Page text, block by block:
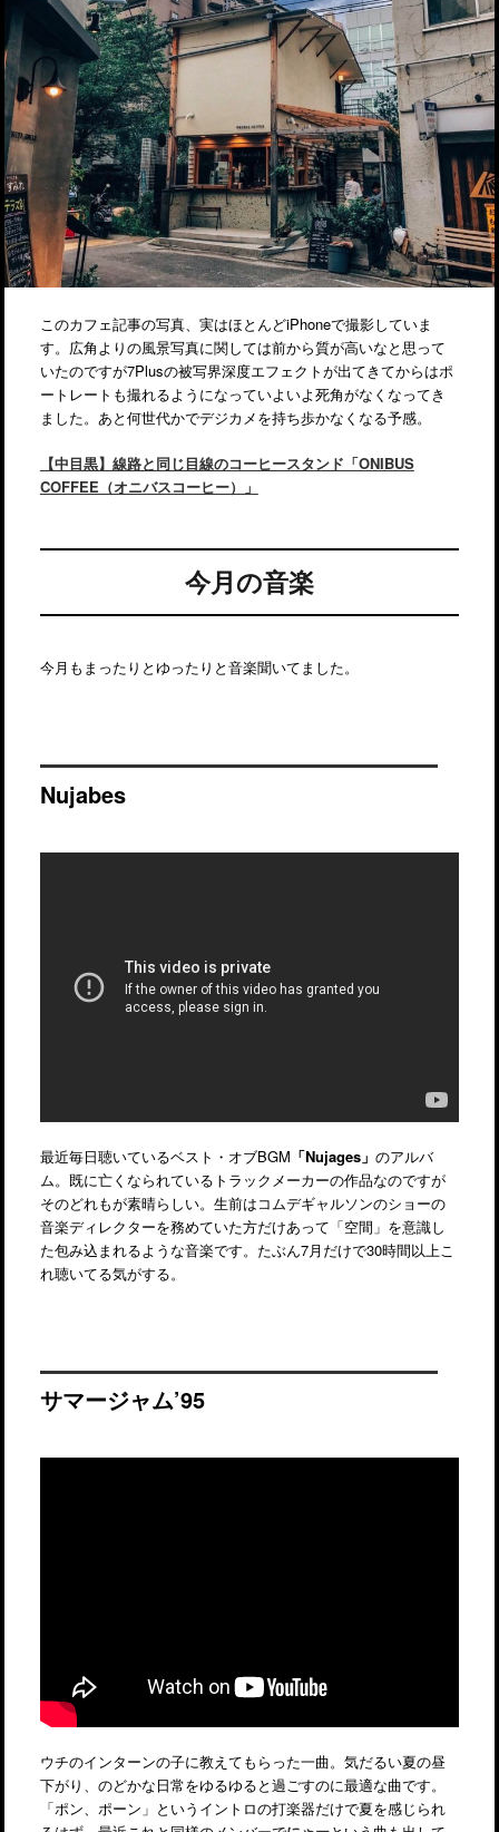
このカフェ記事の写真、実はほとんどiPhoneで撮影していま
す。広角よりの風景写真に関しては前から質が高いなと思って
いたのですが7Plusの被写界深度エフェクトが出てきてからはポ
ートレートも撮れるようになっていよいよ死角がなくなってき
ました。あと何世代かでデジカメを持ち歩かなくなる予感。
【中目黒】線路と同じ目線のコーヒースタンド「ONIBUS
COFFEE（オニバスコーヒー）」
今月の音楽
今月もまったりとゆったりと音楽聞いてました。
Nujabes
最近毎日聴いているベスト・オブBGM 「Nujages」 のアルバ
ム。既に亡くなられているトラックメーカーの作品なのですが
そのどれもが素晴らしい。生前はコムデギャルソンのショーの
音楽ディレクターを務めていた方だけあって「空間」を意識し
た包み込まれるような音楽です。たぶん7月だけで30時間以上こ
れ聴いてる気がする。
サマージャム’95
ウチのインターンの子に教えてもらった一曲。気だるい夏の昼
下がり、のどかな日常をゆるゆると過ごすのに最適な曲です。
「ポン、ポーン」というイントロの打楽器だけで夏を感じられ